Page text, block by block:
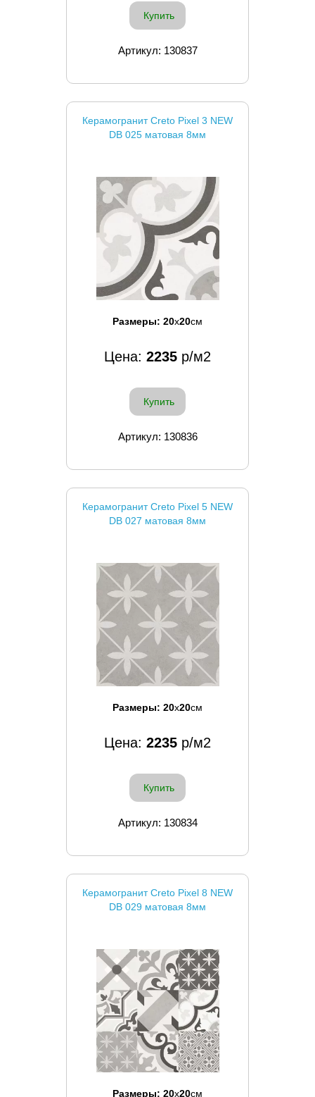
Купить
Артикул: 130837
Керамогранит Creto Pixel 3 NEW
DB 025 матовая 8мм
Размеры: 20x20см
Цена: 2235 р/м2
Купить
Артикул: 130836
Керамогранит Creto Pixel 5 NEW
DB 027 матовая 8мм
Размеры: 20x20см
Цена: 2235 р/м2
Купить
Артикул: 130834
Керамогранит Creto Pixel 8 NEW
DB 029 матовая 8мм
Размеры: 20x20см